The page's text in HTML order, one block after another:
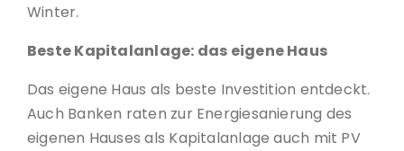
Winter.
Beste Kapitalanlage: das eigene Haus
Das eigene Haus als beste Investition entdeckt.
Auch Banken raten zur Energiesanierung des
eigenen Hauses als Kapitalanlage auch mit PV